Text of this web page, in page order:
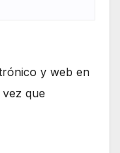
y web en
que